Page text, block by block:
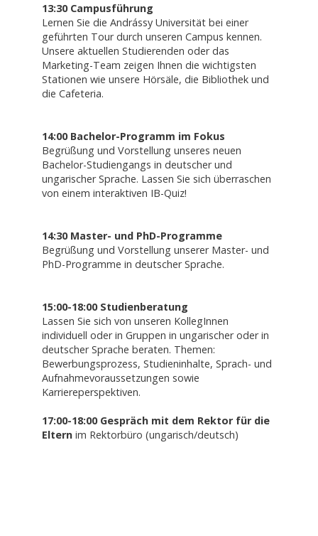
13:30 Campusführung
Lernen Sie die Andrássy Universität bei einer
geführten Tour durch unseren Campus kennen.
Unsere aktuellen Studierenden oder das
Marketing-Team zeigen Ihnen die wichtigsten
Stationen wie unsere Hörsäle, die Bibliothek und
die Cafeteria.
14:00 Bachelor-Programm im Fokus
Begrüßung und Vorstellung unseres neuen
Bachelor-Studiengangs in deutscher und
ungarischer Sprache. Lassen Sie sich überraschen
von einem interaktiven IB-Quiz!
14:30 Master- und PhD-Programme
Begrüßung und Vorstellung unserer Master- und
PhD-Programme in deutscher Sprache.
15:00-18:00 Studienberatung
Lassen Sie sich von unseren KollegInnen
individuell oder in Gruppen in ungarischer oder in
deutscher Sprache beraten. Themen:
Bewerbungsprozess, Studieninhalte, Sprach- und
Aufnahmevoraussetzungen sowie
Karriereperspektiven.
17:00-18:00 Gespräch mit dem Rektor für die
Elternim Rektorbüro (ungarisch/deutsch)